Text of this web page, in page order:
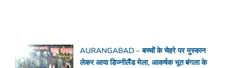
AURANGABAD – बच्चों के चेहरे पर मुस्कान
लेकर आया डिज्नीलैंड मेला, आकर्षक भूत बंगला के